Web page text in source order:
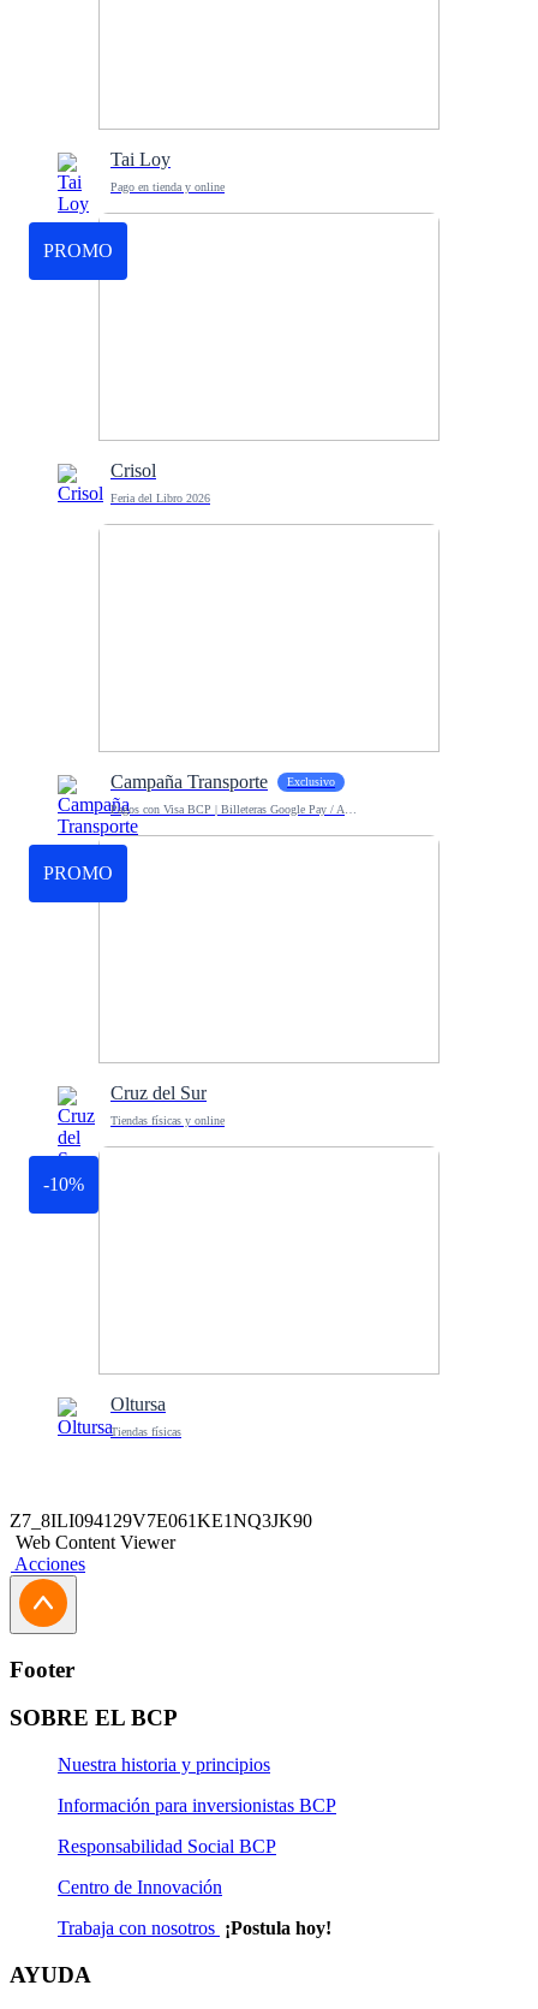
Tai Loy
Pago en tienda y online
PROMO
Crisol
Feria del Libro 2026
Campaña Transporte Exclusivo
PROMO
Cruz del Sur
Tiendas físicas y online
-10%
Oltursa
Tiendas físicas
Z7_8ILI094129V7E061KE1NQ3JK90
Web Content Viewer
Acciones
Footer
SOBRE EL BCP
Nuestra historia y principios
Información para inversionistas BCP
Responsabilidad Social BCP
Centro de Innovación
Trabaja con nosotros ¡Postula hoy!
AYUDA